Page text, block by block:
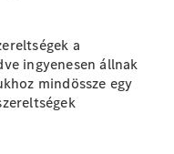
a
ingyenesen állnak
mindössze egy